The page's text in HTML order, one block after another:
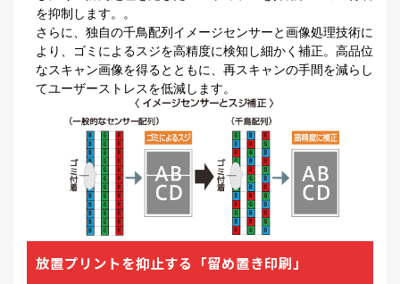
を抑制します。。
さらに、独自の千鳥配列イメージセンサーと画像処理技術に
より、ゴミによるスジを高精度に検知し細かく補正。高品位
なスキャン画像を得るとともに、再スキャンの手間を減らし
てユーザーストレスを低減します。
放置プリントを抑止する「留め置き印刷」